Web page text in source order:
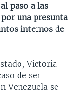
paso a las
una presunta
internos de
Victoria
de ser
Venezuela se